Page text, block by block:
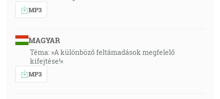
MP3
MAGYAR
Téma: »A különböző feltámadások megfelelő
kifejtése!«
MP3